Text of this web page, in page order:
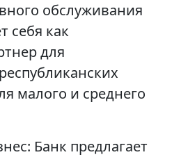
обслуживания
себя как
для
малого и среднего
Банк предлагает